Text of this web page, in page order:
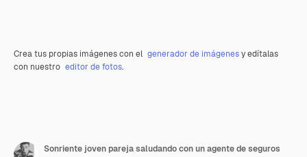
Crea tus propias imágenes con el generador de imágenesy edítalas
con nuestro editor de fotos.
Sonriente joven pareja saludando con un agente de seguros